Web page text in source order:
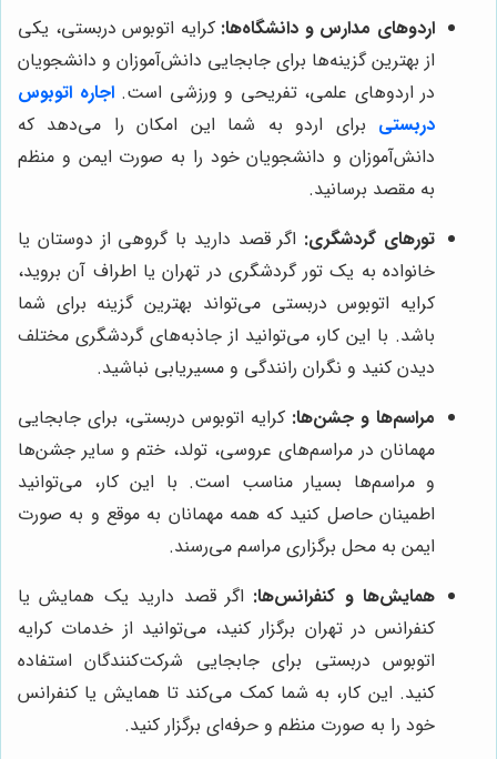
اردوهای مدارس و دانشگاه‌ها: کرایه اتوبوس دربستی، یکی
از بهترین گزینه‌ها برای جابجایی دانش‌آموزان و دانشجویان
در اردوهای علمی، تفریحی و ورزشی است.اجاره اتوبوس
دربستی برای اردو به شما این امکان را می‌دهد که
دانش‌آموزان و دانشجویان خود را به صورت ایمن و منظم
به مقصد برسانید.
تورهای گردشگری: اگر قصد دارید با گروهی از دوستان یا
خانواده به یک تور گردشگری در تهران یا اطراف آن بروید،
کرایه اتوبوس دربستی می‌تواند بهترین گزینه برای شما
باشد. با این کار، می‌توانید از جاذبه‌های گردشگری مختلف
دیدن کنید و نگران رانندگی و مسیریابی نباشید.
مراسم‌ها و جشن‌ها: کرایه اتوبوس دربستی، برای جابجایی
مهمانان در مراسم‌های عروسی، تولد، ختم و سایر جشن‌ها
و مراسم‌ها بسیار مناسب است. با این کار، می‌توانید
اطمینان حاصل کنید که همه مهمانان به موقع و به صورت
ایمن به محل برگزاری مراسم می‌رسند.
همایش‌ها و کنفرانس‌ها: اگر قصد دارید یک همایش یا
کنفرانس در تهران برگزار کنید، می‌توانید از خدمات کرایه
اتوبوس دربستی برای جابجایی شرکت‌کنندگان استفاده
کنید. این کار، به شما کمک می‌کند تا همایش یا کنفرانس
خود را به صورت منظم و حرفه‌ای برگزار کنید.